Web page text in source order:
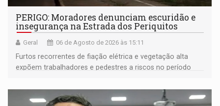
PERIGO: Moradores denunciam escuridão e
insegurança na Estrada dos Periquitos
Geral 06 de Agosto de 2026 às 15:11
Furtos recorrentes de fiação elétrica e vegetação alta
expõem trabalhadores e pedestres a riscos no período